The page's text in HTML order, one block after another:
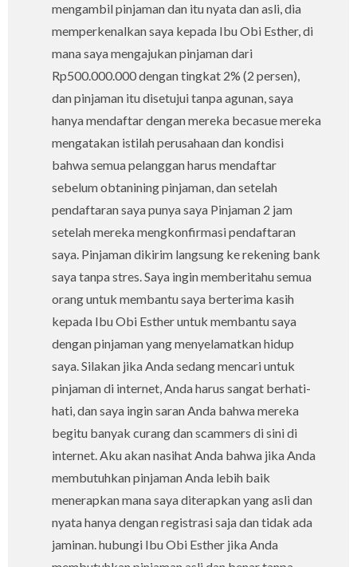
mengambil pinjaman dan itu nyata dan asli, dia
memperkenalkan saya kepada Ibu Obi Esther, di
mana saya mengajukan pinjaman dari
Rp500.000.000 dengan tingkat 2% (2 persen),
dan pinjaman itu disetujui tanpa agunan, saya
hanya mendaftar dengan mereka becasue mereka
mengatakan istilah perusahaan dan kondisi
bahwa semua pelanggan harus mendaftar
sebelum obtanining pinjaman, dan setelah
pendaftaran saya punya saya Pinjaman 2 jam
setelah mereka mengkonfirmasi pendaftaran
saya. Pinjaman dikirim langsung ke rekening bank
saya tanpa stres. Saya ingin memberitahu semua
orang untuk membantu saya berterima kasih
kepada Ibu Obi Esther untuk membantu saya
dengan pinjaman yang menyelamatkan hidup
saya. Silakan jika Anda sedang mencari untuk
pinjaman di internet, Anda harus sangat berhati-
hati, dan saya ingin saran Anda bahwa mereka
begitu banyak curang dan scammers di sini di
internet. Aku akan nasihat Anda bahwa jika Anda
membutuhkan pinjaman Anda lebih baik
menerapkan mana saya diterapkan yang asli dan
nyata hanya dengan registrasi saja dan tidak ada
jaminan. hubungi Ibu Obi Esther jika Anda